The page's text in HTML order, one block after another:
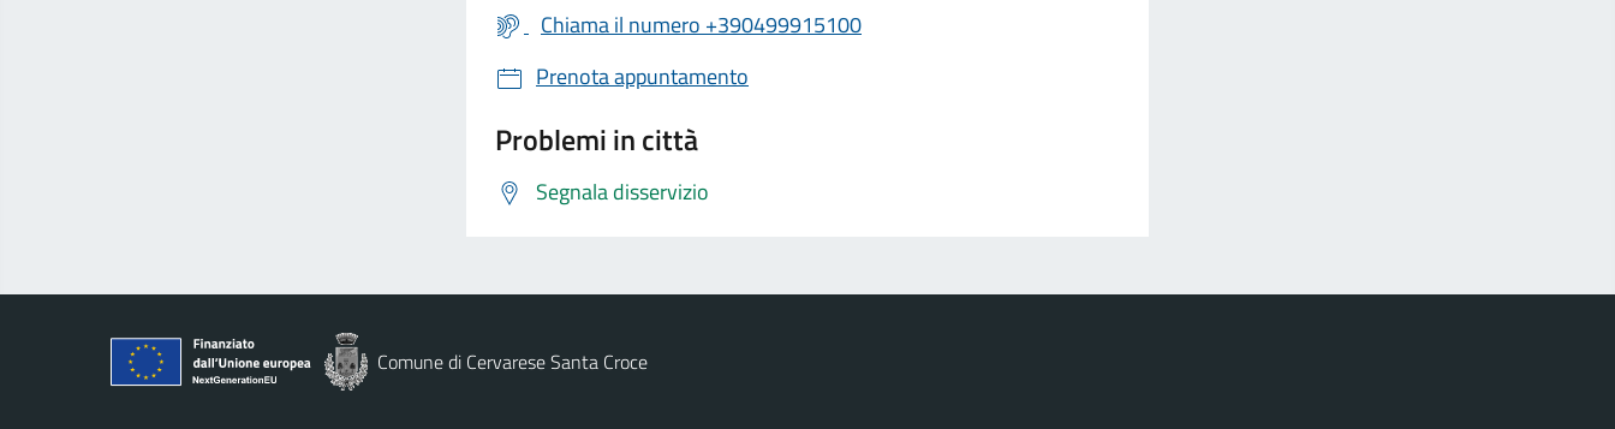
Chiama il numero +390499915100
Prenota appuntamento
Problemi in città
Segnala disservizio
Comune di Cervarese Santa Croce